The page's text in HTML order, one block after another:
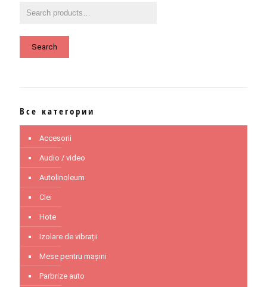
Search
Все категории
Accesorii
Audio / video
Autolinoleum
Clei
Hote
Izolare de vibrații
Mese pentru mașini
Parbrize auto